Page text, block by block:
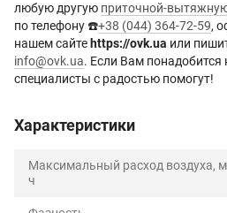
любую другую приточной-
по телефону ☎️+38 (044) 364-72-59,
нашем сайте https://ovk.ua или
info@ovk.ua. Если Вам понадобится
специалисты с радостью помогут!
Характеристики
Максимальный расход воздуха,
ч